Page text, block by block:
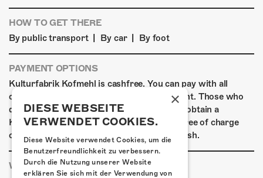
HOW TO GET THERE
By public transport
By car By foot
PAYMENT OPTIONS
Kulturfabrik Kofmehl is cashfree. You can pay with all
common debit & credit cards as well as Twint. Those who
do not have a digital means of payment can obtain a
Kofmehl wallet in the form of a debit card free of charge
outside the box office and top it up using cash.
WHERE TO STAY
×
DIESE WEBSEITE
VERWENDET COOKIES.
Diese Website verwendet Cookies, um die
Benutzerfreundlichkeit zu verbessern.
Durch die Nutzung unserer Website
erklären Sie sich mit der Verwendung von